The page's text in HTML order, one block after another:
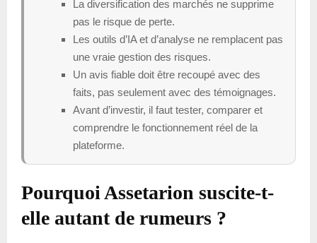
La diversification des marchés ne supprime
pas le risque de perte.
Les outils d’IA et d’analyse ne remplacent pas
une vraie gestion des risques.
Un avis fiable doit être recoupé avec des
faits, pas seulement avec des témoignages.
Avant d’investir, il faut tester, comparer et
comprendre le fonctionnement réel de la
plateforme.
Pourquoi Assetarion suscite-t-
elle autant de rumeurs ?